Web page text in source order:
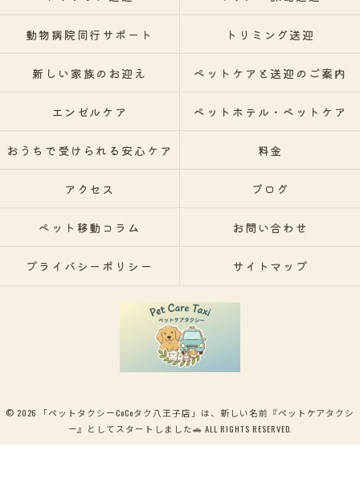
動物病院同行サポート トリミング送迎
新しい家族のお迎え ペットケアと送迎のご案内
エンゼルケア ペットホテル・ペットケア
おうちで受けられる安心ケア 料金
アクセス ブログ
ペット移動コラム お問い合わせ
プライバシーポリシー サイトマップ
© 2026 「ペットタクシーCoCoタク八王子店」は、新しい名前『ペットケアタクシ
ー』としてスタートしました🚗 ALL RIGHTS RESERVED.